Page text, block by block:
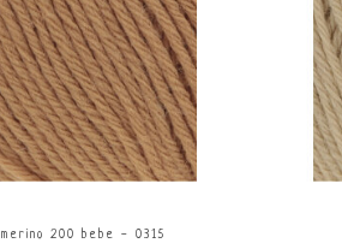
merino 200 bebe - 0315